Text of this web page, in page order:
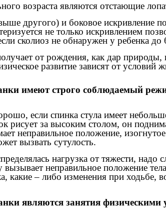
возраста являются отстающие
другого) и боковое
не только искривлением
сколиоз не обнаружен у ребенка
от рождения, как дар
развитие зависят от условий
имеют строго соблюдаемый
если спинка стула имеет
за высоким столом, он
неправильное положение,
вызвать сутулость.
нагрузка от тяжести, надо
неправильное положение
какие – либо изменения при ходьбе,
являются занятия физическими